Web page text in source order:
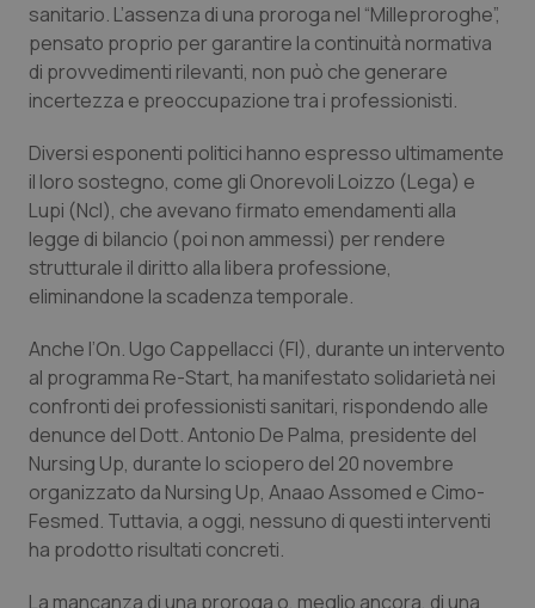
Sicilia
Toscana
Umbria
Valle D’Aosta
Veneto
Neuroscienze & patologie neurodegenerative
Obesità
Oftalmologia
Oncodermatologia
Oncoematologia
Oncologia & Nutrizione
Psoriasi & pelle
Quotidiano Cardiologia
Quotidiano Chirurgia
Quotidiano Oncologia
sanitario. L’assenza di una proroga nel “Milleproroghe”,
pensato proprio per garantire la continuità normativa
di provvedimenti rilevanti, non può che generare
incertezza e preoccupazione tra i professionisti.
Diversi esponenti politici hanno espresso ultimamente
il loro sostegno, come gli Onorevoli Loizzo (Lega) e
Lupi (NcI), che avevano firmato emendamenti alla
legge di bilancio (poi non ammessi) per rendere
strutturale il diritto alla libera professione,
eliminandone la scadenza temporale.
Anche l’On. Ugo Cappellacci (FI), durante un intervento
al programma Re-Start, ha manifestato solidarietà nei
confronti dei professionisti sanitari, rispondendo alle
denunce del Dott. Antonio De Palma, presidente del
Nursing Up, durante lo sciopero del 20 novembre
organizzato da Nursing Up, Anaao Assomed e Cimo-
Fesmed. Tuttavia, a oggi, nessuno di questi interventi
ha prodotto risultati concreti.
La mancanza di una proroga o, meglio ancora, di una